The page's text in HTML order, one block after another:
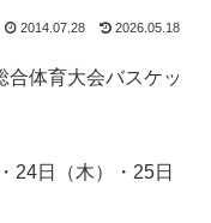
2014.07.28 2026.05.18
体育大会バスケッ
24日（木）・25日